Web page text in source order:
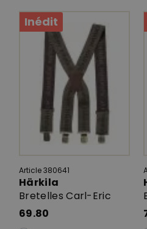
Inédit
Article 380641
Härkila
Bretelles Carl-Eric
69.80